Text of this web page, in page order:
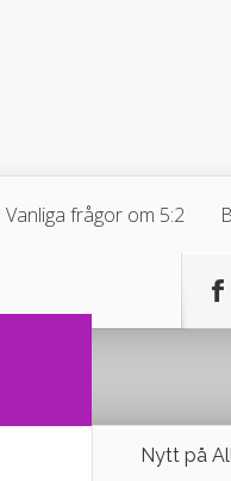
Vanliga frågor om 5:2
Nytt på